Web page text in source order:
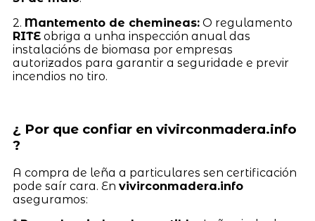
2. Mantemento de chemineas:O regulamento
RITEobriga a unha inspección anual das
instalacións de biomasa por empresas
autorizados para garantir a seguridade e previr
incendios no tiro.
¿ Por que confiar en vivirconmadera.info
?
A compra de leña a particulares sen certificación
pode saír cara. En vivirconmadera.info
aseguramos: